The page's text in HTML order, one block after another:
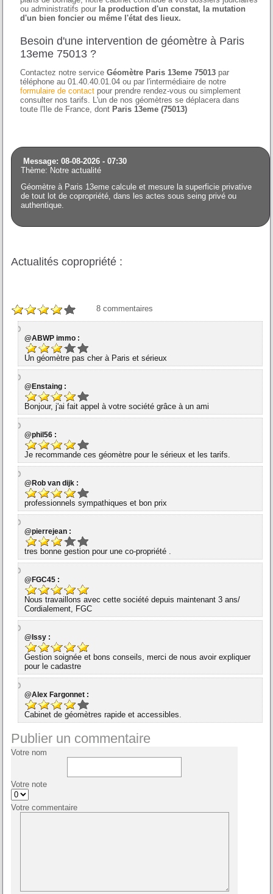
ou administratifs pour la production d'un constat, la mutation
d'un bien foncier ou même l'état des lieux.
Besoin d'une intervention de géomètre à Paris
13eme 75013 ?
Contactez notre serviceGéomètre Paris 13eme 75013 par
téléphone au 01.40.40.01.04 ou par l'intermédiaire de notre
formulaire de contact pour prendre rendez-vous ou simplement
consulter nos tarifs. L'un de nos géomètres se déplacera dans
toute l'Ile de France, dont Paris 13eme (75013)
Message: 08-08-2026 - 07:30
Thème: Notre actualité
Géomètre à Paris 13eme calcule et mesure la superficie privative
de tout lot de copropriété, dans les actes sous seing privé ou
authentique.
Actualités copropriété :
8 commentaires
@ABWP immo :
Un géomètre pas cher à Paris et sérieux
@Enstaing :
Bonjour, j'ai fait appel à votre société grâce à un ami
@phil56 :
Je recommande ces géomètre pour le sérieux et les tarifs.
@Rob van dijk :
professionnels sympathiques et bon prix
@pierrejean :
tres bonne gestion pour une co-propriété .
@FGC45 :
Nous travaillons avec cette société depuis maintenant 3 ans/
Cordialement, FGC
@Issy :
Gestion soignée et bons conseils, merci de nous avoir expliquer
pour le cadastre
@Alex Fargonnet :
Cabinet de géomètres rapide et accessibles.
Publier un commentaire
Votre nom
Votre note
Votre commentaire